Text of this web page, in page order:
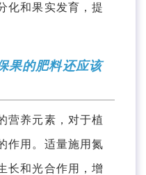
化和果实发育，提
果的肥料还应该
养元素，对于植
作用。适量施用氮
长和光合作用，增